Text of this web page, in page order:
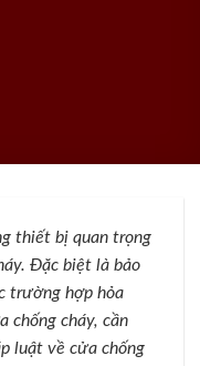
thiết bị quan trọng
Đặc biệt là bảo
trường hợp hỏa
chống cháy, cần
luật về cửa chống